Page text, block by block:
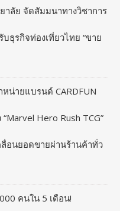
ลัย จัดสัมมนาทางวิชาการ
ธุรกิจท่องเที่ยวไทย “ขาย
ายแบรนด์ CARDFUN
Hero Rush TCG”
อนยอดขายผ่านร้านค้าทั่ว
คนใน 5 เดือน!